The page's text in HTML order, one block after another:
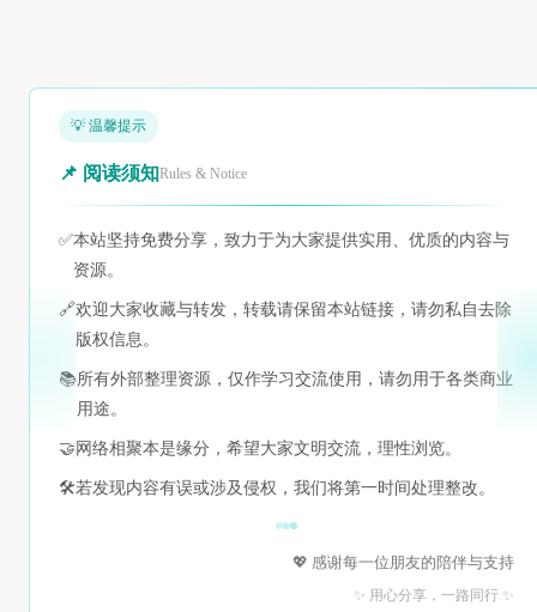
💡 温馨提示
📌 阅读须知Rules & Notice
✅本站坚持免费分享，致力于为大家提供实用、优质的内容与
资源。
🔗欢迎大家收藏与转发，转载请保留本站链接，请勿私自去除
版权信息。
📚所有外部整理资源，仅作学习交流使用，请勿用于各类商业
用途。
🤝 网络相聚本是缘分，希望大家文明交流，理性浏览。
🛠️若发现内容有误或涉及侵权，我们将第一时间处理整改。
💖 感谢每一位朋友的陪伴与支持
✨ 用心分享，一路同行 ✨